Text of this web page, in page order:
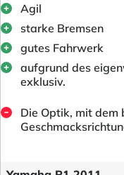
Agil
starke Bremsen
gutes Fahrwerk
aufgrund des
exklusiv.
Die Optik, mit dem